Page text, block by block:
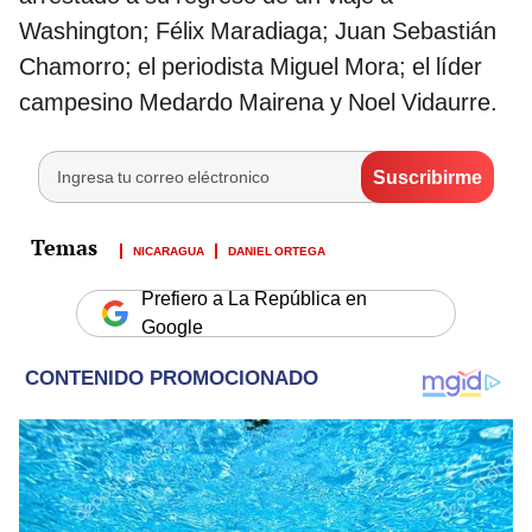
Washington; Félix Maradiaga; Juan Sebastián
Chamorro; el periodista Miguel Mora; el líder
campesino Medardo Mairena y Noel Vidaurre.
NICARAGUA DANIEL ORTEGA
Prefiero a La República en
Google